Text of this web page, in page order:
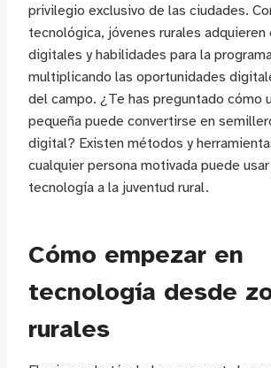
privilegio exclusivo de las ciudades.
tecnológica, jóvenes rurales
digitales y habilidades para la
multiplicando las oportunidades
del campo. ¿Te has preguntado cómo
pequeña puede convertirse en
digital? Existen métodos y
cualquier persona motivada puede
tecnología a la juventud rural.
Cómo empezar en
tecnología desde
rurales